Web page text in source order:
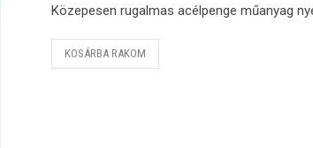
Közepesen rugalmas acélpenge műanyag
KOSÁRBA RAKOM